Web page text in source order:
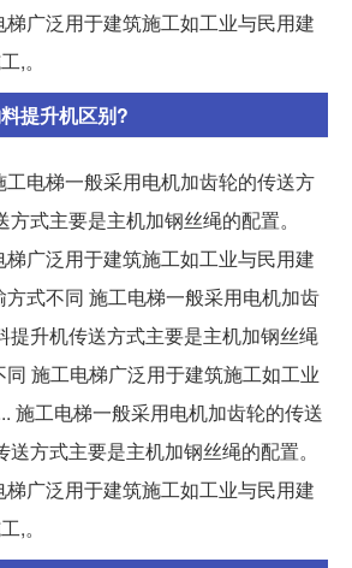
广泛用于建筑施工如工业与民用建
,。
提升机区别?
电梯一般采用电机加齿轮的传送方
式主要是主机加钢丝绳的配置。
广泛用于建筑施工如工业与民用建
方式不同 施工电梯一般采用电机加齿
提升机传送方式主要是主机加钢丝绳
施工电梯广泛用于建筑施工如工业
施工电梯一般采用电机加齿轮的传送
方式主要是主机加钢丝绳的配置。
广泛用于建筑施工如工业与民用建
,。